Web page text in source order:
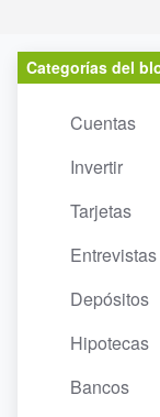
Categorías del
Cuentas
Invertir
Tarjetas
Entrevistas
Depósitos
Hipotecas
Bancos